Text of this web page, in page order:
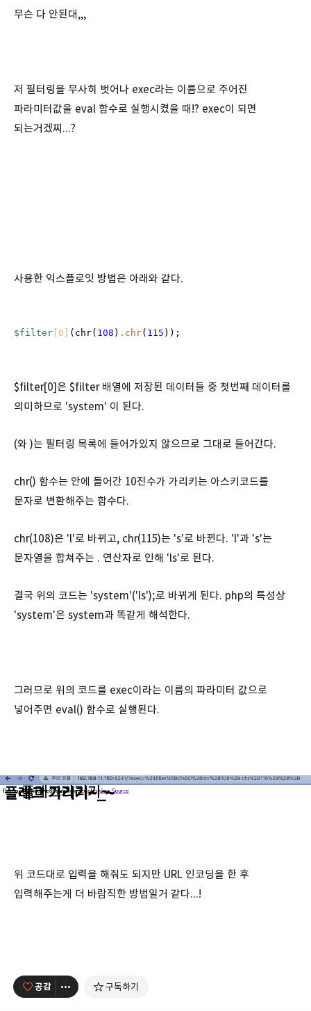
무슨 다 안된대,,,
저 필터링을 무사히 벗어나 exec라는 이름으로 주어진
파라미터값을 eval 함수로 실행시켰을 때!? exec이 되면
되는거겠찌...?
사용한 익스플로잇 방법은 아래와 같다.
$filter [0] (chr( 108 ) .chr( 115 ));
$filter[0]은 $filter 배열에 저장된 데이터들 중 첫번째 데이터를
의미하므로 'system' 이 된다.
(와 )는 필터링 목록에 들어가있지 않으므로 그대로 들어간다.
chr() 함수는 안에 들어간 10진수가 가리키는 아스키코드를
문자로 변환해주는 함수다.
chr(108)은 'l'로 바뀌고, chr(115)는 's'로 바뀐다. 'l'과 's'는
문자열을 합쳐주는 . 연산자로 인해 'ls'로 된다.
결국 위의 코드는 'system'('ls');로 바뀌게 된다. php의 특성상
'system'은 system과 똑같게 해석한다.
그러므로 위의 코드를 exec이라는 이름의 파라미터 값으로
넣어주면 eval() 함수로 실행된다.
위 코드대로 입력을 해줘도 되지만 URL 인코딩을 한 후
입력해주는게 더 바람직한 방법일거 같다...!
공감 구독하기